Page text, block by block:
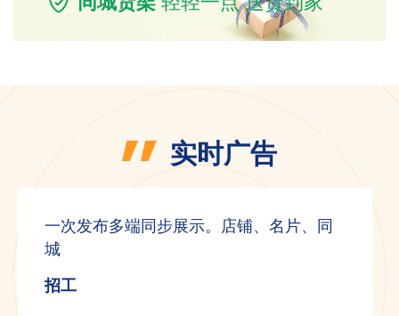
实时广告
一次发布多端同步展示。店铺、名片、同
城
招工